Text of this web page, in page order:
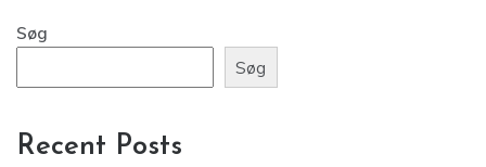
Søg
Søg
Recent Posts